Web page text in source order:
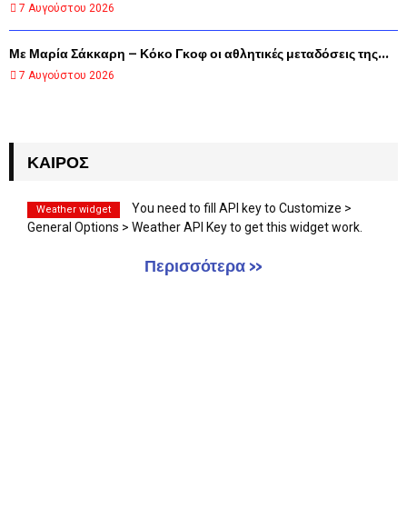
7 Αυγούστου 2026
Με Μαρία Σάκκαρη – Κόκο Γκοφ οι αθλητικές μεταδόσεις της...
7 Αυγούστου 2026
ΚΑΙΡΌΣ
Weather widget
You need to fill API key to Customize >
General Options > Weather API Key to get this widget work.
Περισσότερα »